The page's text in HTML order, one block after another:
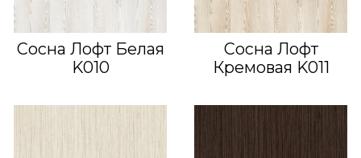
Сосна Лофт Белая
K010
Сосна Лофт
Кремовая K011